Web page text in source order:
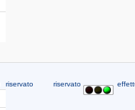
riservato riservato